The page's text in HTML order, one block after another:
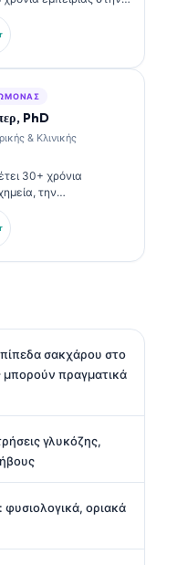
διαγνωστική
πιστοποιήσεις
δημοσιεύσει εκτενώς
PhD
& Κλινικής
30+ χρόνια
την
έρευνα βιοδεικτών.
Εταιρείας Κλινικής
διαγνωστικών
σακχάρου στο
μπορούν πραγματικά
γλυκόζης,
φυσιολογικά, οριακά